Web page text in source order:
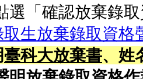
選「確認放棄錄
取生放棄錄取資格
臺科大放棄書、姓